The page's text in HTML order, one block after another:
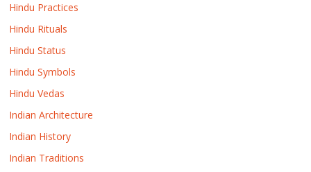
Hindu Practices
Hindu Rituals
Hindu Status
Hindu Symbols
Hindu Vedas
Indian Architecture
Indian History
Indian Traditions